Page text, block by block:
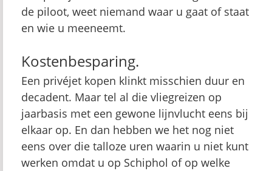
de piloot, weet niemand waar u gaat of staat
en wie u meeneemt.
Kostenbesparing.
Een privéjet kopen klinkt misschien duur en
decadent. Maar tel al die vliegreizen op
jaarbasis met een gewone lijnvlucht eens bij
elkaar op. En dan hebben we het nog niet
eens over die talloze uren waarin u niet kunt
werken omdat u op Schiphol of op welke